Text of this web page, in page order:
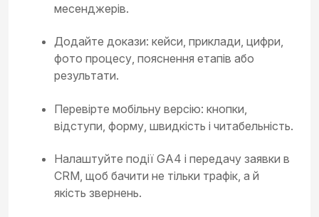
месенджерів.
Додайте докази: кейси, приклади, цифри,
фото процесу, пояснення етапів або
результати.
Перевірте мобільну версію: кнопки,
відступи, форму, швидкість і читабельність.
Налаштуйте події GA4 і передачу заявки в
CRM, щоб бачити не тільки трафік, а й
якість звернень.